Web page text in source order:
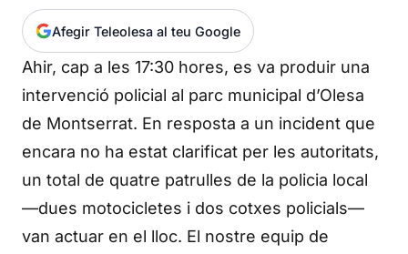
Afegir Teleolesa al teu Google
Ahir, cap a les 17:30 hores, es va produir una
intervenció policial al parc municipal d’Olesa
de Montserrat. En resposta a un incident que
encara no ha estat clarificat per les autoritats,
un total de quatre patrulles de la policia local
—dues motocicletes i dos cotxes policials—
van actuar en el lloc. El nostre equip de